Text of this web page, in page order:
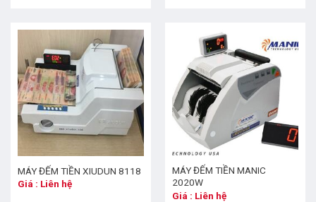
MÁY ĐẾM TIỀN XIUDUN 8118
Giá : Liên hệ
MÁY ĐẾM TIỀN MANIC
2020W
Giá : Liên hệ